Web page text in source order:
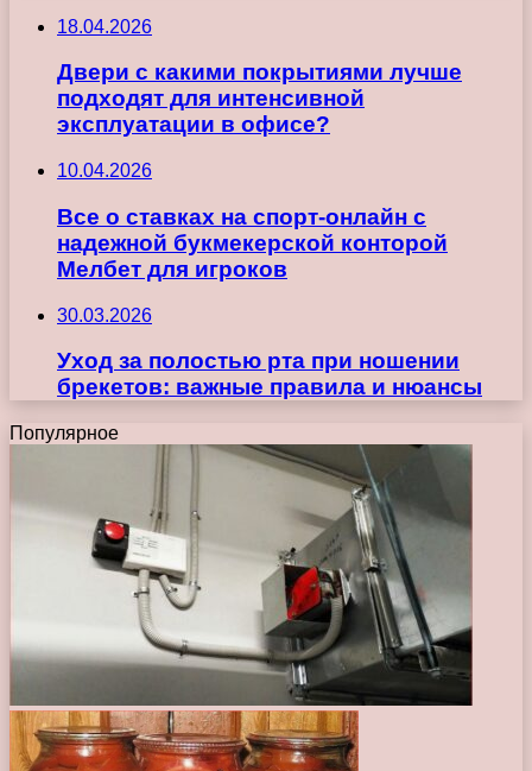
18.04.2026
Двери с какими покрытиями лучше
подходят для интенсивной
эксплуатации в офисе?
10.04.2026
Все о ставках на спорт-онлайн с
надежной букмекерской конторой
Мелбет для игроков
30.03.2026
Уход за полостью рта при ношении
брекетов: важные правила и нюансы
Популярное